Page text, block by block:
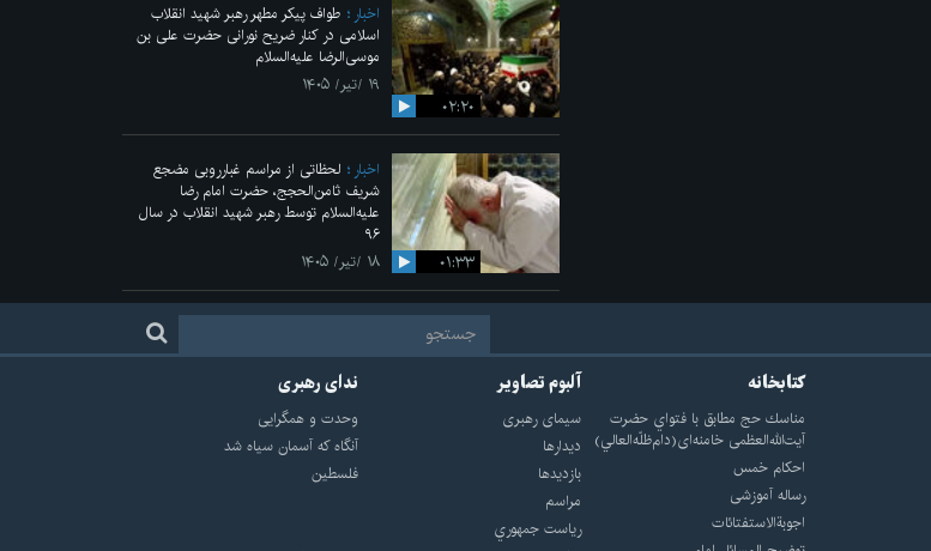
۰۲:۲۰
اخبار
طواف پیکر مطهر رهبر شهید انقلاب
اسلامی در کنار ضریح نورانی حضرت علی‌ بن
موسی‌الرضا علیه‌السلام
۱۹ /تیر/ ۱۴۰۵
۰۱:۳۳
اخبار
لحظاتی از مراسم غبارروبی مضجع
شریف ثامن‌الحجج، حضرت امام رضا
علیه‌السلام توسط رهبر شهید انقلاب در سال
۹۶
۱۸ /تیر/ ۱۴۰۵
کتابخانه
مناسك حج مطابق با فتواي حضرت
آيت‌الله‌العظمى خامنه‌اى(دام‌ظلّه‌العالي)
احکام خمس
رساله آموزشی
اجوبة‌الاستفتائات
آلبوم تصاویر
سيماى رهبرى
ديدارها
بازديدها
مراسم
رياست جمهوري
ندای رهبری
وحدت و همگرایی
آنگاه که آسمان سیاه شد
فلسطین